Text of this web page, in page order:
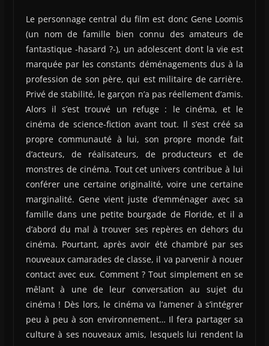
Le personnage central du film est donc Gene Loomis
(un nom de famille bien connu des amateurs de
fantastique -hasard ?-), un adolescent dont la vie est
marquée par les constants déménagements dus à la
profession de son père, qui est militaire de carrière.
Privé de stabilité, le garçon n’a pas réellement d’amis.
Alors il s’est trouvé un refuge : le cinéma, et le
cinéma de science-fiction avant tout. Il s’est créé sa
propre communauté à lui, son propre monde fait
d’acteurs, de réalisateurs, de producteurs et de
monstres de cinéma. Tout cet univers contribue à lui
conférer une certaine originalité, voire une certaine
marginalité. Gene vient juste d’emménager avec sa
famille dans une petite bourgade de Floride, et il a
d’abord du mal à trouver ses repères en dehors du
cinéma. Pourtant, après avoir été chambré par ses
nouveaux camarades de classe, il va parvenir à nouer
contact avec eux. Comment ? Tout simplement en se
mêlant à une de leur conversation au sujet du
cinéma ! Dès lors, le cinéma va l’amener à s’intégrer
peu à peu à son environnement… Il fera partager sa
culture à ses nouveaux amis, lesquels lui rendent la